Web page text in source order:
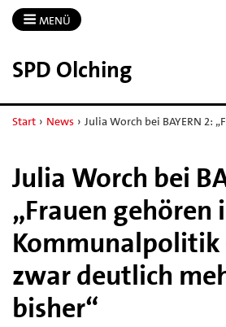
MENÜ
SPD Olching
Start › News › Julia Worch bei BAYERN 2:
Julia Worch bei
„Frauen gehören
Kommunalpolitik
zwar deutlich
bisher“